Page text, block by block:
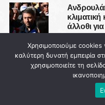
άλλοθι
“Χάθηκε”
μέχρι να
πάω
Εναέρια
Χρησιμοποιούμε
καλύτερη δυνατή εμπειρία
χρησιμοποιείτε τη